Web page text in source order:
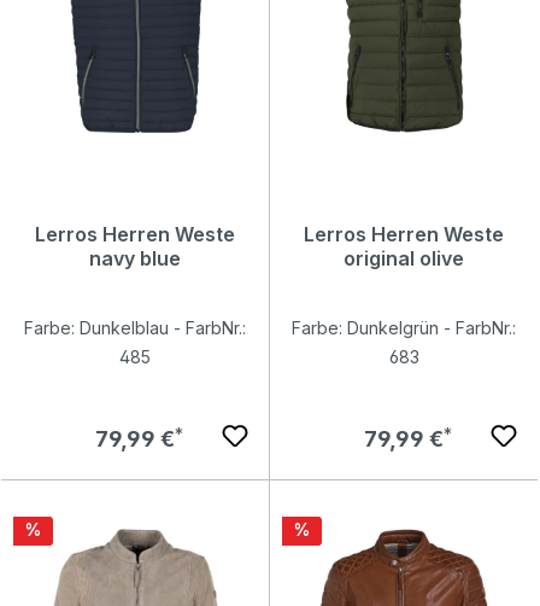
Lerros Herren Weste
navy blue
Farbe: Dunkelblau - FarbNr.:
485
Regulärer Preis:
79,99 €
Lerros Herren Weste
original olive
Farbe: Dunkelgrün - FarbNr.:
683
Regulärer Preis:
79,99 €
Rabatt
% Rabatt
%